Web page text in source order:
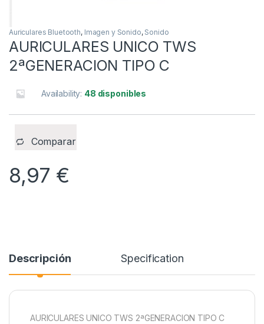
Auriculares Bluetooth, Imagen y Sonido, Sonido
AURICULARES UNICO TWS
2ªGENERACION TIPO C
Availability: 48 disponibles
Comparar
8,97 €
Descripción Specification
AURICULARES UNICO TWS 2ªGENERACION TIPO C